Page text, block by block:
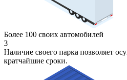
Более 100 своих автомобилей
3
Наличие своего парка позволяет
кратчайшие сроки.